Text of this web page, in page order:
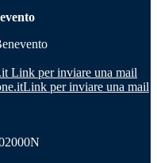
Link per inviare una mail
Link per inviare una mail